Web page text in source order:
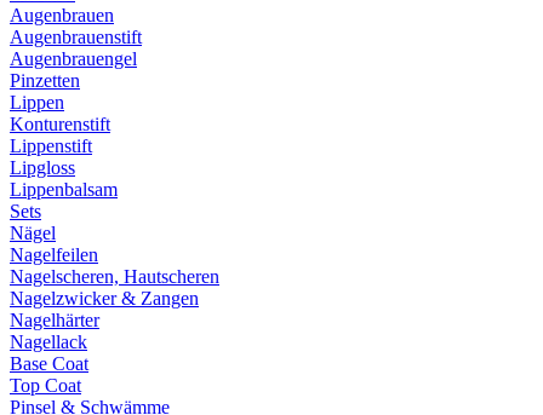
Augenbrauen
Augenbrauenstift
Augenbrauengel
Pinzetten
Lippen
Konturenstift
Lippenstift
Lipgloss
Lippenbalsam
Sets
Nägel
Nagelfeilen
Nagelscheren, Hautscheren
Nagelzwicker & Zangen
Nagelhärter
Nagellack
Base Coat
Top Coat
Pinsel & Schwämme